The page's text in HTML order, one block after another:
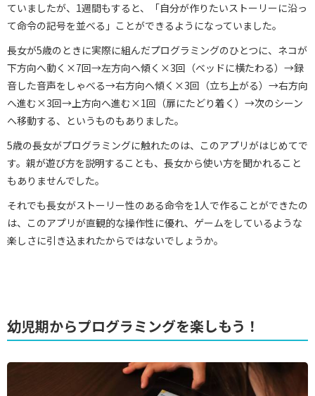
ていましたが、1週間もすると、「自分が作りたいストーリーに沿っ
て命令の記号を並べる」ことができるようになっていました。
長女が5歳のときに実際に組んだプログラミングのひとつに、ネコが
下方向へ動く×7回→左方向へ傾く×3回（ベッドに横たわる）→録
音した音声をしゃべる→右方向へ傾く×3回（立ち上がる）→右方向
へ進む×3回→上方向へ進む×1回（扉にたどり着く）→次のシーン
へ移動する、というものもありました。
5歳の長女がプログラミングに触れたのは、このアプリがはじめてで
す。親が遊び方を説明することも、長女から使い方を聞かれること
もありませんでした。
それでも長女がストーリー性のある命令を1人で作ることができたの
は、このアプリが直観的な操作性に優れ、ゲームをしているような
楽しさに引き込まれたからではないでしょうか。
幼児期からプログラミングを楽しもう！